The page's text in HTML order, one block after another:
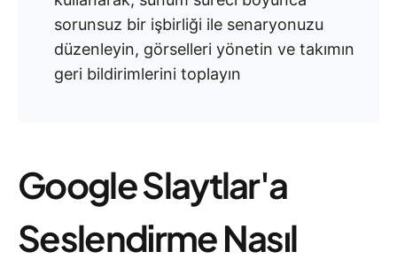
sorunsuz bir işbirliği ile senaryonuzu
düzenleyin, görselleri yönetin ve takımın
geri bildirimlerini toplayın
Google Slaytlar'a
Seslendirme Nasıl